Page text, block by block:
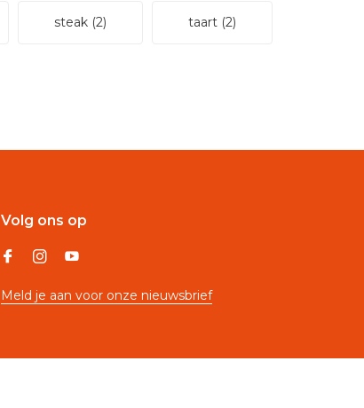
steak (2) taart (2)
Volg ons op
Meld je aan voor onze nieuwsbrief